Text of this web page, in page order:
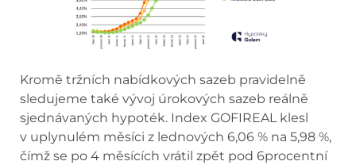
Kromě tržních nabídkových sazeb pravidelně
sledujeme také vývoj úrokových sazeb reálně
sjednávaných hypoték. Index GOFIREAL klesl
v uplynulém měsíci z lednových 6,06 % na 5,98 %,
čímž se po 4 měsících vrátil zpět pod 6procentní